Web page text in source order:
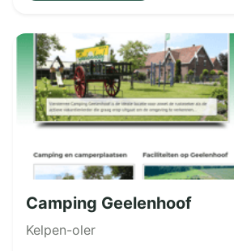
Camping Geelenhoof
Kelpen-oler